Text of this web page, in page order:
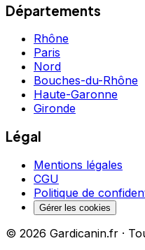
Départements
Rhône
Paris
Nord
Bouches-du-Rhône
Haute-Garonne
Gironde
Légal
Mentions légales
CGU
Politique de
Gérer les cookies
© 2026 Gardicanin.fr ·